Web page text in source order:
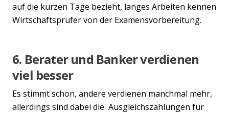
auf die kurzen Tage bezieht, langes Arbeiten kennen
Wirtschaftsprüfer von der Examensvorbereitung.
6. Berater und Banker verdienen
viel besser
Es stimmt schon, andere verdienen manchmal mehr,
allerdings sind dabei die Ausgleichszahlungen für